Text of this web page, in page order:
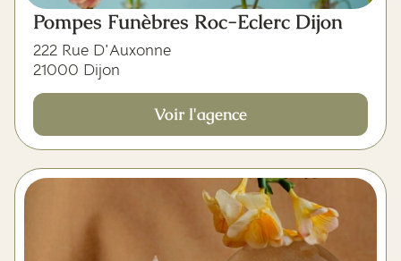
Pompes Funèbres Roc-Eclerc Dijon
222 Rue D'Auxonne
21000 Dijon
Voir l'agence